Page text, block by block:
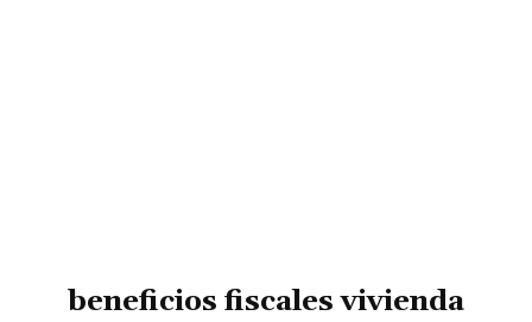
beneficios fiscales vivienda